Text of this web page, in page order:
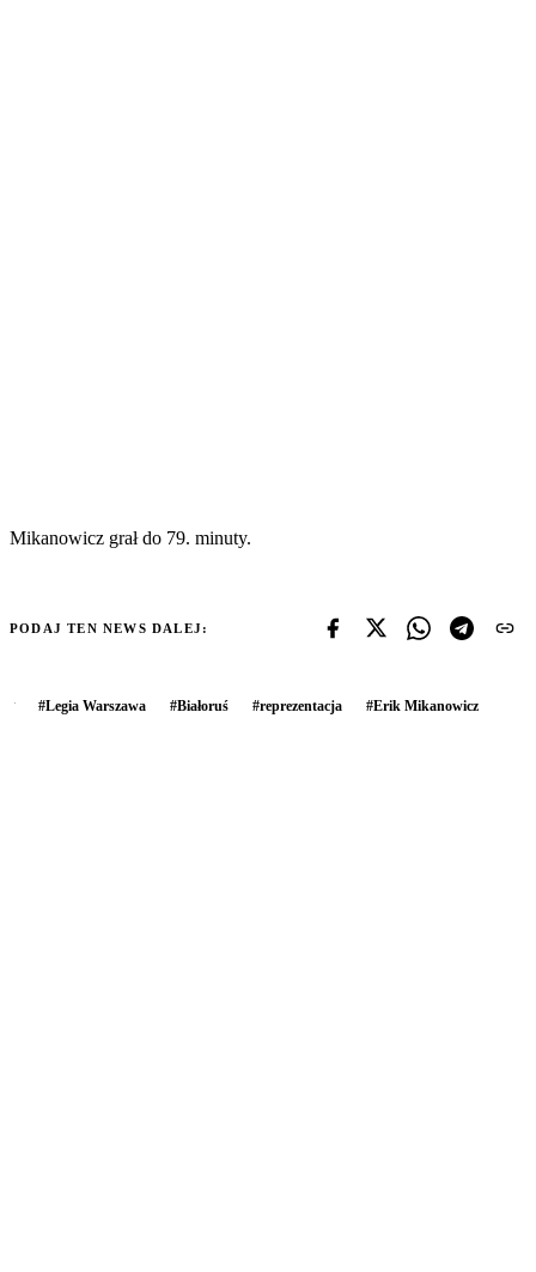
Mikanowicz grał do 79. minuty.
PODAJ TEN NEWS DALEJ:
#Legia Warszawa #Białoruś #reprezentacja #Erik Mikanowicz